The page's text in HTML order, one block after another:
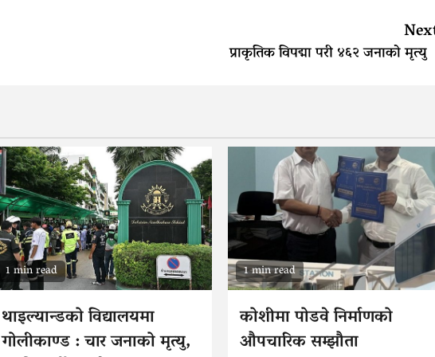
प्राकृतिक विपद्मा परी ४६२ जनाको
1 min read
थाइल्यान्डको विद्यालयमा
गोलीकाण्ड : चार जनाको मृत्यु,
1 min read
कोशीमा पोडवे निर्माणको
औपचारिक सम्झौता